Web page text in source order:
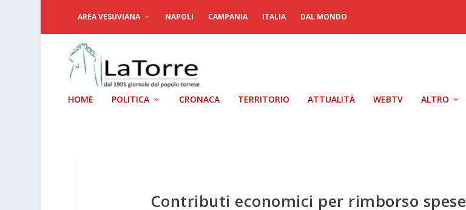
AREA VESUVIANA NAPOLI CAMPANIA ITALIA DAL MONDO
HOME POLITICA CRONACA TERRITORIO ATTUALITÀ WEBTV ALTRO
Contributi economici per rimborso spese